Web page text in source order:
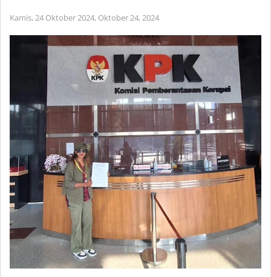
Kamis, 24 Oktober 2024, Oktober 24, 2024